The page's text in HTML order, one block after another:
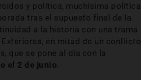
y política, muchísima política.
tras el supuesto final de la
a la historia con una trama
en mitad de un conflicto
que se pone al día con la
el 2 de junio